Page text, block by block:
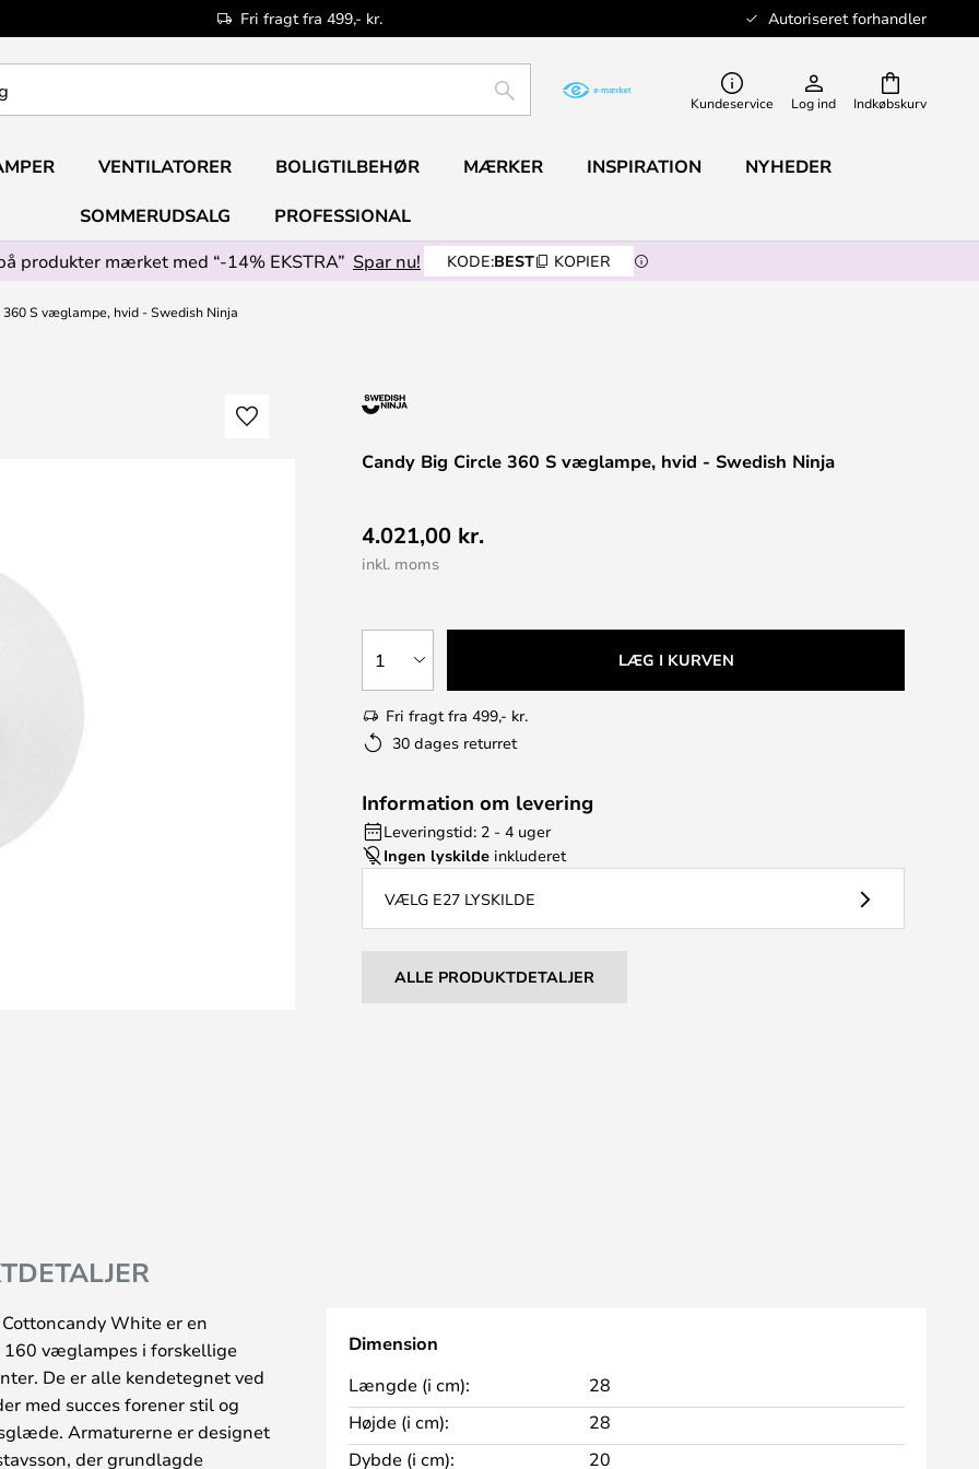
Fri fragt fra 499,- kr. Autoriseret forhandler
Indkøbskurv
SØG Kundeservice Log ind
VENTILATORER BOLIGTILBEHØR MÆRKER INSPIRATION NYHEDER
SOMMERUDSALG
PROFESSIONAL
produkter mærket med “-14% EKSTRA” Spar nu! KODE:BEST KOPIER
360 S væglampe, hvid - Swedish Ninja
Candy Big Circle 360 S væglampe, hvid - Swedish Ninja
4.021,00 kr.
inkl. moms
1 LÆG I KURVEN
Fri fragt fra 499,- kr.
30 dages returret
Information om levering
Leveringstid: 2 - 4 uger
Ingen lyskilde inkluderet
VÆLG E27 LYSKILDE
ALLE PRODUKTDETALJER
White er en
væglampes i forskellige
De er alle kendetegnet ved
med succes forener stil og
Armaturerne er designet
der grundlagde
Dimension
Længde (i cm):
28
Højde (i cm):
28
Dybde (i cm):
20